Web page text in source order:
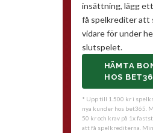
insättning, lägg
få spelkrediter att
vidare för under
slutspelet.
HÄMTA
HOS
* Upp till 1.500 kr i
nya kunder hos bet365.
50 kr och krav på 1x
att få spelkrediterna.